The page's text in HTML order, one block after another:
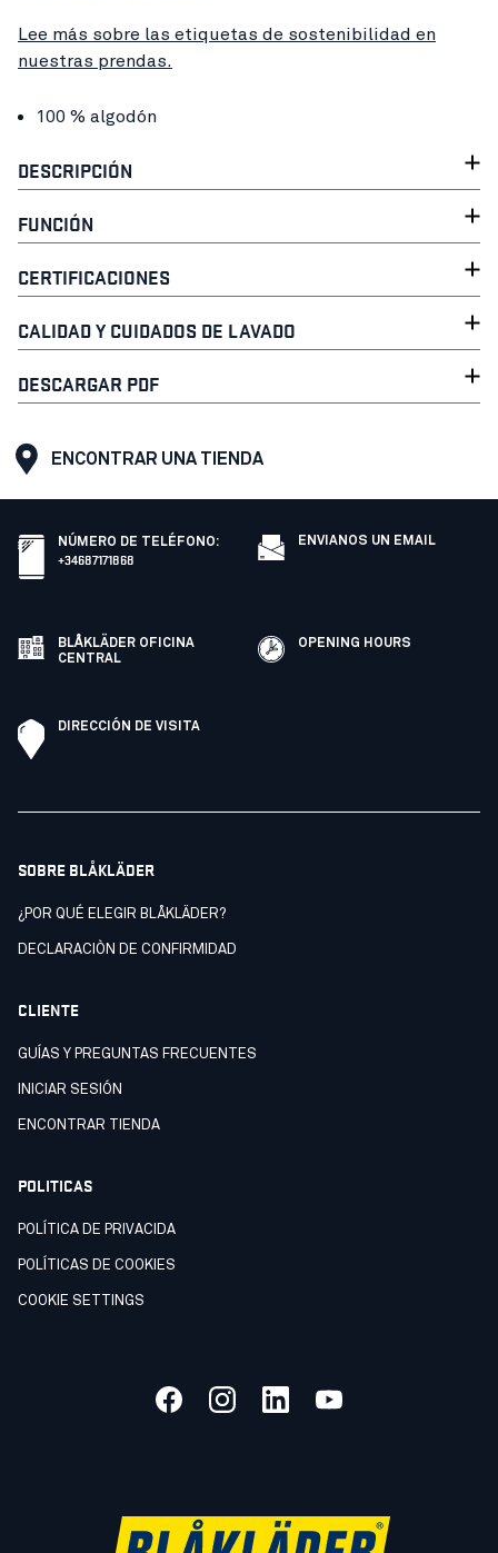
Lee más sobre las etiquetas de sostenibilidad en
nuestras prendas.
100 % algodón
DESCRIPCIÓN
FUNCIÓN
CERTIFICACIONES
CALIDAD Y CUIDADOS DE LAVADO
DESCARGAR PDF
ENCONTRAR UNA TIENDA
NÚMERO DE TELÉFONO:
+34687171868
ENVIANOS UN EMAIL
BLÅKLÄDER OFICINA
CENTRAL
OPENING HOURS
DIRECCIÓN DE VISITA
SOBRE BLÅKLÄDER
¿POR QUÉ ELEGIR BLÅKLÄDER?
DECLARACIÒN DE CONFIRMIDAD
CLIENTE
GUÍAS Y PREGUNTAS FRECUENTES
INICIAR SESIÓN
ENCONTRAR TIENDA
POLITICAS
POLÍTICA DE PRIVACIDA
POLÍTICAS DE COOKIES
COOKIE SETTINGS